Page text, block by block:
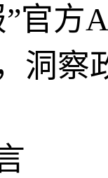
官方
洞察